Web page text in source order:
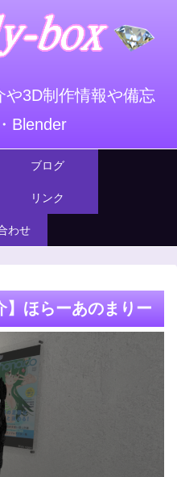
3D制作情報や備忘
Blender
ブログ
リンク
わせ
】ほらーあのまりー